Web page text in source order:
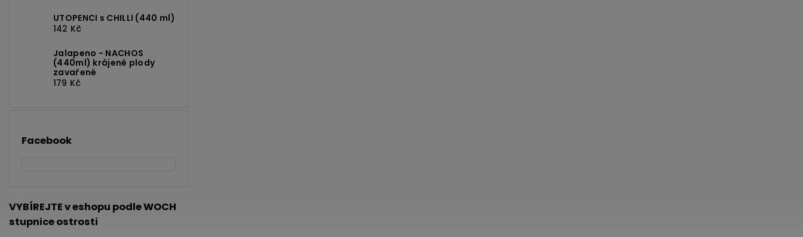
UTOPENCI s CHILLI (440 ml)
142 Kč
Jalapeno - NACHOS
(440ml) krájené plody
zavařené
179 Kč
Facebook
VYBÍREJTE v eshopu podle WOCH
stupnice ostrosti